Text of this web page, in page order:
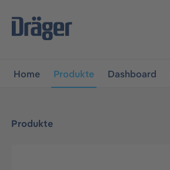
springen
Home Produkte Dashboard
Produkte